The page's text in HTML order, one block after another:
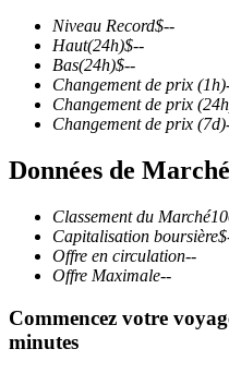
Futures COIN-M
Contrats à terme sur
premières
Niveau Record$--
Haut(24h)$--
Bas(24h)$--
Changement de prix (1h)
Changement de prix
Changement de prix (7d)
Données de Marché
Classement du Marché
Capitalisation boursière$
Offre en circulation--
Offre Maximale--
Commencez votre
minutes